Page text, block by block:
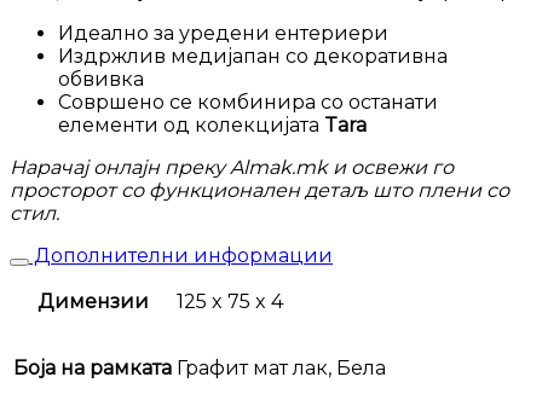
Идеално за уредени ентериери
Издржлив медијапан со декоративна
обвивка
Совршено се комбинира со останати
елементи од колекцијата Tara
Нарачај онлајн преку Almak.mk и освежи го
просторот со функционален детаљ што плени со
стил.
Дополнителни информации
Димензии
125 x 75 x 4
Боја на рамката Графит мат лак, Бела